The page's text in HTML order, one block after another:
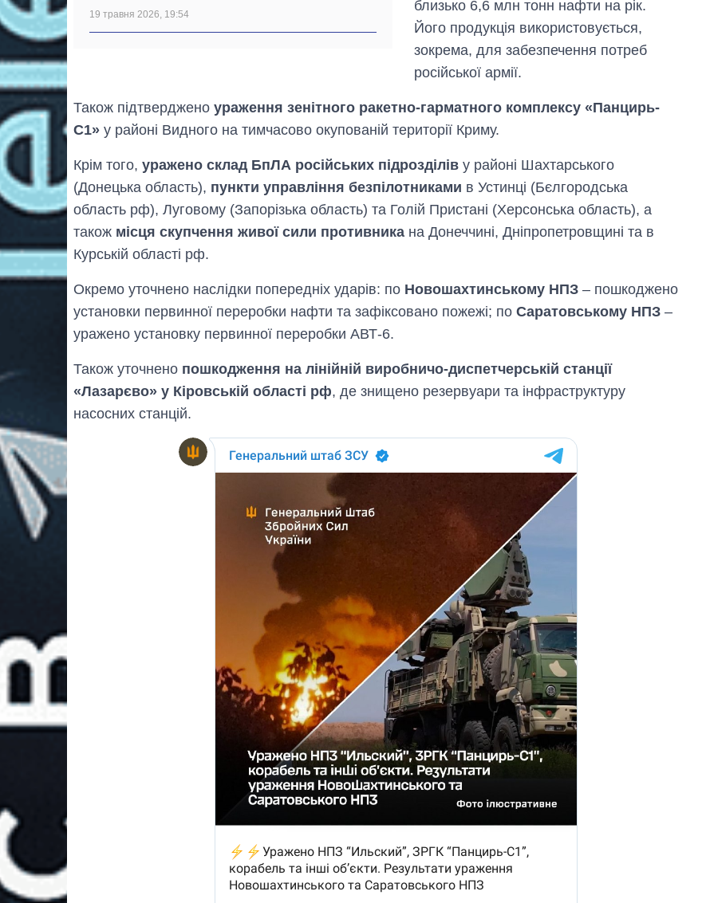
19 травня 2026, 19:54
близько 6,6 млн тонн нафти на рік.
Його продукція використовується,
зокрема, для забезпечення потреб
російської армії.
Також підтверджено ураження зенітного ракетно-гарматного комплексу «Панцирь-
С1» у районі Видного на тимчасово окупованій території Криму.
Крім того, уражено склад БпЛА російських підрозділів у районі Шахтарського
(Донецька область), пункти управління безпілотниками в Устинці (Бєлгородська
область рф), Луговому (Запорізька область) та Голій Пристані (Херсонська область), а
також місця скупчення живої сили противника на Донеччині, Дніпропетровщині та в
Курській області рф.
Окремо уточнено наслідки попередніх ударів: по Новошахтинському НПЗ – пошкоджено
установки первинної переробки нафти та зафіксовано пожежі; по Саратовському НПЗ –
уражено установку первинної переробки АВТ-6.
Також уточнено пошкодження на лінійній виробничо-диспетчерській станції
«Лазарєво» у Кіровській області рф, де знищено резервуари та інфраструктуру
насосних станцій.